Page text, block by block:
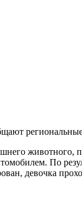
животного,
По
девочка